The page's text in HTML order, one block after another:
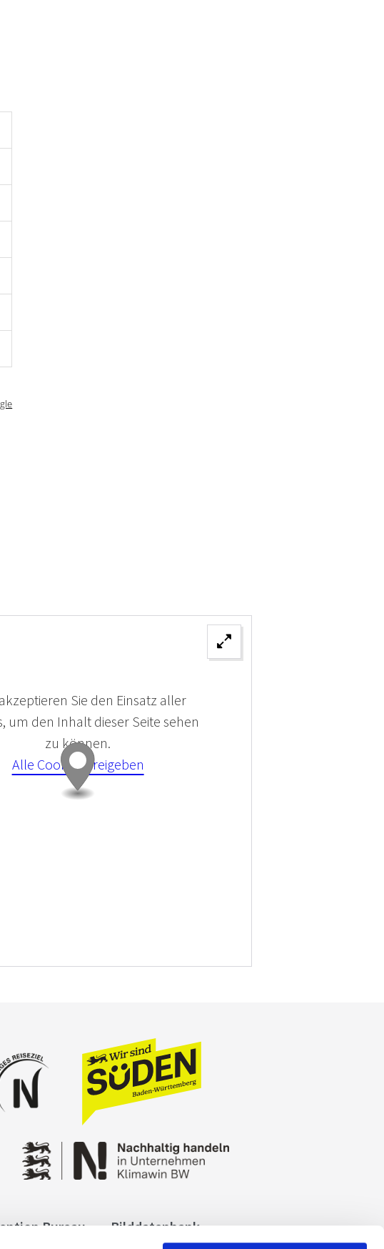
Sie den Einsatz aller
um den Inhalt dieser Seite sehen
zu können.
Alle Cookies Freigeben
Bureau Bilddatenbank